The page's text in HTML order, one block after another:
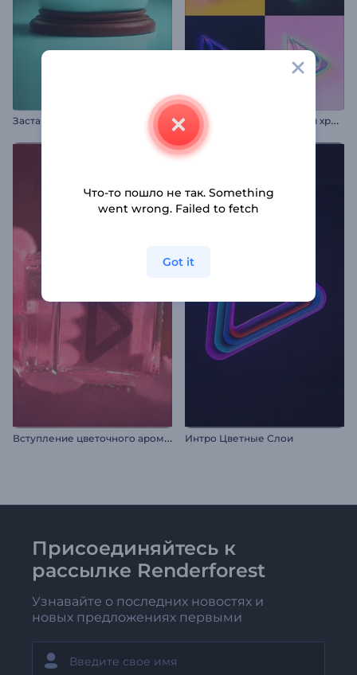
А
нимация лого: Сияющий хром
В
ступление цветочного аромата Интро Цветные Слои
Присоединяйтесь к
рассылке Renderforest
Узнавайте о последних новостях и
новых предложениях первыми
Что-то пошло не так. Something
went wrong. Failed to fetch
Got it